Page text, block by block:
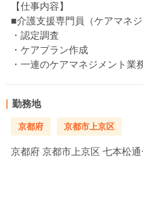
【仕事内容】
■介護支援専門員（ケアマネ
・認定調査
・ケアプラン作成
・一連のケアマネジメント業
勤務地
京都府 京都市上京区
京都府 京都市上京区 七本松